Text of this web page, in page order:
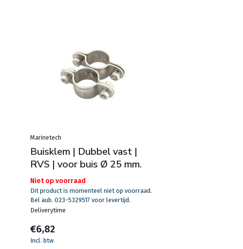
Marinetech
Buisklem | Dubbel vast |
RVS | voor buis Ø 25 mm.
Niet op voorraad
Dit product is momenteel niet op voorraad.
Bel aub. 023-5329517 voor levertijd.
Deliverytime
€6,82
Incl. btw